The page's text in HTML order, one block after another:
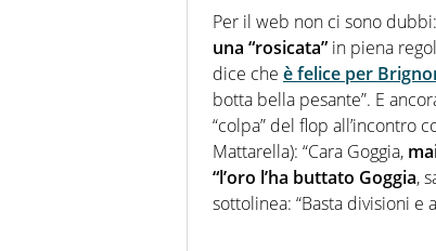
Per il web non ci sono dubbi:
una “rosicata” in piena
dice che è felice per
botta bella pesante”. E
“colpa” del flop all’incontro
Mattarella): “Cara Goggia,
“l’oro l’ha buttato Goggia,
sottolinea: “Basta divisioni e